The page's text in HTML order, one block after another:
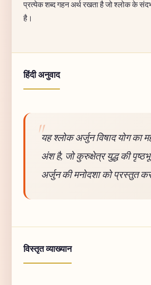
प्रत्येक शब्द गहन अर्थ रखता है जो श्लोक के
है।
हिंदी अनुवाद
यह श्लोक अर्जुन विषाद योग का
अंश है, जो कुरुक्षेत्र युद्ध की
अर्जुन की मनोदशा को प्रस्तुत
विस्तृत व्याख्यान